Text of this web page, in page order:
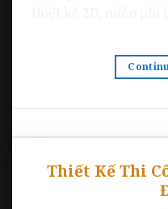
Thiết Kế Thi